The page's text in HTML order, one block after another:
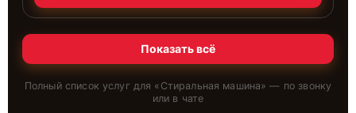
Показать всё
Полный список услуг для « Стиральная машина» — по звонку
или в чате